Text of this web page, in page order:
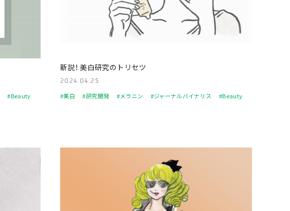
#Beauty
新説！ 美白研究のトリセツ
2024.04.25
#美白 #研究開発 #メラニン #ジャーナルバイナリス #Beauty